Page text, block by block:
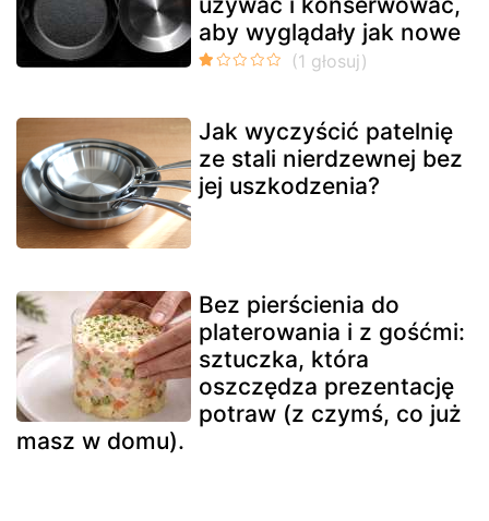
aby wyglądały jak nowe
Jak wyczyścić patelnię
ze stali nierdzewnej bez
jej uszkodzenia?
Bez pierścienia do
platerowania i z gośćmi:
sztuczka, która
oszczędza prezentację
potraw (z czymś, co już
masz w domu).